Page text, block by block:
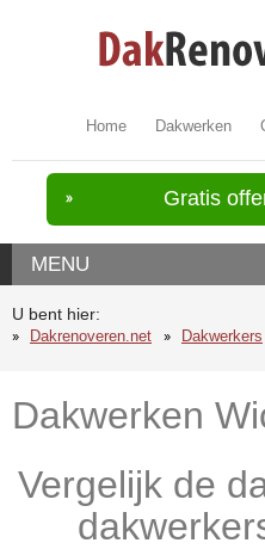
Home Dakwerken
Gratis
MENU
U bent hier:
Dakrenoveren.net
Dakwerkers
Dakwerken
Vergelijk de